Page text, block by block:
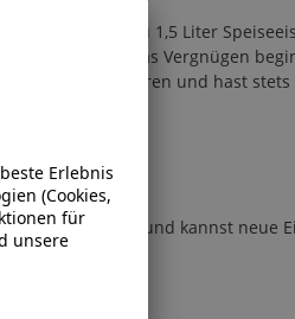
bis zu 1,5 Liter
das Beste: Das Vergnügen
experimentieren und hast stets
geführt und kannst neue